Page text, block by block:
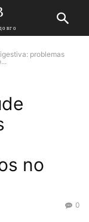
problemas
no
0